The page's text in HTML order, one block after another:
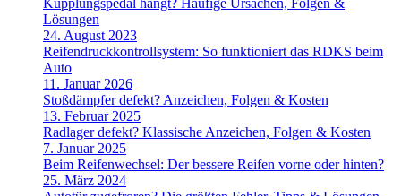
Kupplungspedal hängt? Häufige Ursachen, Folgen &
Lösungen
24. August 2023
Reifendruckkontrollsystem: So funktioniert das RDKS beim
Auto
11. Januar 2026
Stoßdämpfer defekt? Anzeichen, Folgen & Kosten
13. Februar 2025
Radlager defekt? Klassische Anzeichen, Folgen & Kosten
7. Januar 2025
Beim Reifenwechsel: Der bessere Reifen vorne oder hinten?
25. März 2024